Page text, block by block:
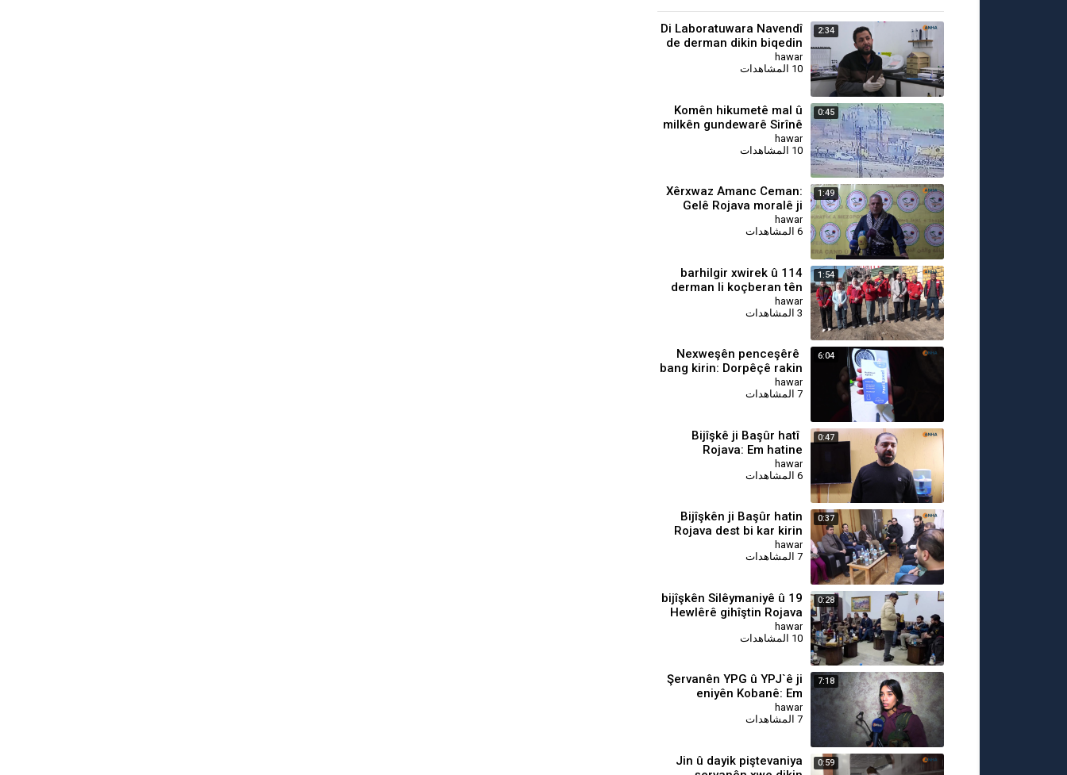
2:34
Di Laboratuwara Navendî
de derman dikin biqedin
hawar
10 المشاهدات
0:45
Komên hikumetê mal û
milkên gundewarê Sirînê
talan dikin
hawar
10 المشاهدات
1:49
⁣Xêrxwaz Amanc Ceman:
Gelê Rojava moralê ji
piştgiriya Başûr digire
hawar
6 المشاهدات
1:54
114 barhilgir xwirek û
derman li koçberan tên
belavkirin
hawar
3 المشاهدات
6:04
⁣ Nexweşên penceşêrê
bang kirin: Dorpêçê rakin
ku em tedawî bibin
hawar
7 المشاهدات
0:47
⁣ Bijîşkê ji Başûr hatî
Rojava: Em hatine
alîkariya xwişk û birayên
xwe bikin
hawar
6 المشاهدات
0:37
Bijîşkên ji Başûr hatin
Rojava dest bi kar kirin
hawar
7 المشاهدات
0:28
19 bijîşkên Silêymaniyê û
Hewlêrê gihîştin Rojava
hawar
10 المشاهدات
7:18
⁣Şervanên YPG û YPJ`ê ji
eniyên Kobanê: Em
berxwedana gel silav
dikin
hawar
7 المشاهدات
0:59
⁣Jin û dayik piştevaniya